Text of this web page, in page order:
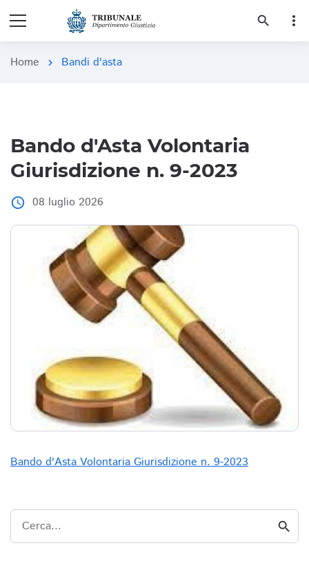
search more_vert
Home chevron_right Bandi d'asta
Bando d'Asta Volontaria
Giurisdizione n. 9-2023
access_time 08 luglio 2026
Bando d'Asta Volontaria Giurisdizione n. 9-2023
Cerca... search